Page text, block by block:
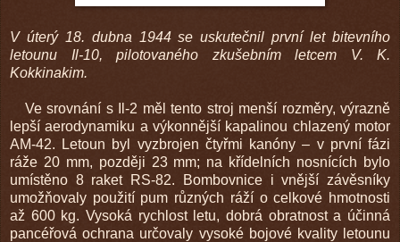
V úterý 18. dubna 1944 se uskutečnil první let bitevního
letounu Il-10, pilotovaného zkušebním letcem V. K.
Kokkinakim.
Ve srovnání s Il-2 měl tento stroj menší rozměry, výrazně
lepší aerodynamiku a výkonnější kapalinou chlazený motor
AM-42. Letoun byl vyzbrojen čtyřmi kanóny – v první fázi
ráže 20 mm, později 23 mm; na křídelních nosnících bylo
umístěno 8 raket RS-82. Bombovnice i vnější závěsníky
umožňovaly použití pum různých ráží o celkové hmotnosti
až 600 kg. Vysoká rychlost letu, dobrá obratnost a účinná
pancéřová ochrana určovaly vysoké bojové kvality letounu